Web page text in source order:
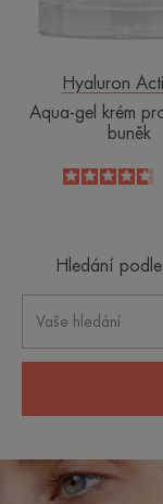
Hyaluron
Aqua-gel krém
buněk
Hledání